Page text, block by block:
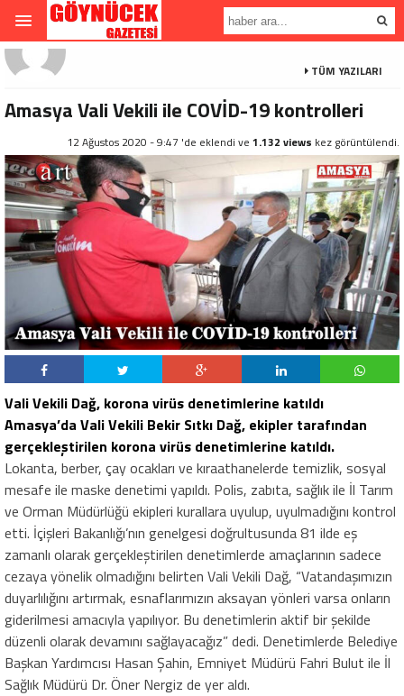
TÜM YAZILARI
Amasya Vali Vekili ile COVİD-19 kontrolleri
12 Ağustos 2020 - 9:47 'de eklendi ve 1.132 views kez görüntülendi.
Vali Vekili Dağ, korona virüs denetimlerine katıldı
Amasya’da Vali Vekili Bekir Sıtkı Dağ, ekipler tarafından
gerçekleştirilen korona virüs denetimlerine katıldı.
Lokanta, berber, çay ocakları ve kıraathanelerde temizlik, sosyal
mesafe ile maske denetimi yapıldı. Polis, zabıta, sağlık ile İl Tarım
ve Orman Müdürlüğü ekipleri kurallara uyulup, uyulmadığını kontrol
etti. İçişleri Bakanlığı’nın genelgesi doğrultusunda 81 ilde eş
zamanlı olarak gerçekleştirilen denetimlerde amaçlarının sadece
cezaya yönelik olmadığını belirten Vali Vekili Dağ, “Vatandaşımızın
duyarlılığını artırmak, esnaflarımızın aksayan yönleri varsa onların
giderilmesi amacıyla yapılıyor. Bu denetimlerin aktif bir şekilde
düzenli olarak devamını sağlayacağız” dedi. Denetimlerde Belediye
Başkan Yardımcısı Hasan Şahin, Emniyet Müdürü Fahri Bulut ile İl
Sağlık Müdürü Dr. Öner Nergiz de yer aldı.